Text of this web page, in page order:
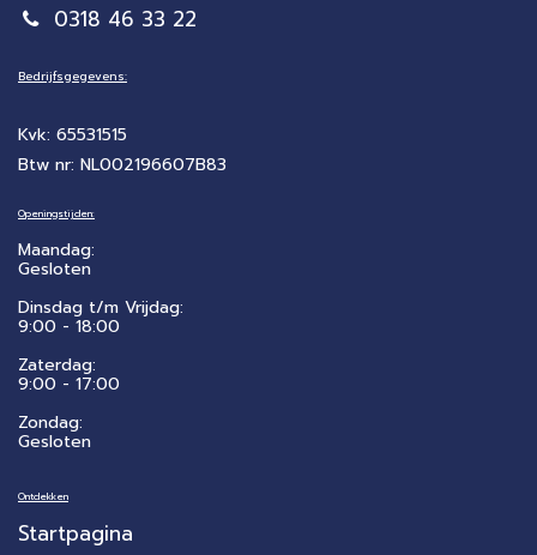
0318 46 33 22
Bedrijfsgegevens:
Kvk: 65531515
Btw nr: NL002196607B83
Openingstijden:
Maandag:
Gesloten
Dinsdag t/m Vrijdag:
9:00 - 18:00
Zaterdag:
​9:00 - 17:00
Zondag:
Gesloten
Ontdekken
Startpagina